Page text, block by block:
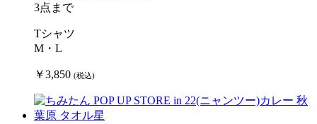
3点まで
Tシャツ
M・L
￥3,850 (税込)